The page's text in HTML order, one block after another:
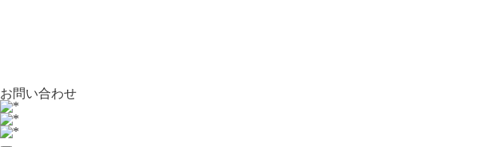
お問い合わせ